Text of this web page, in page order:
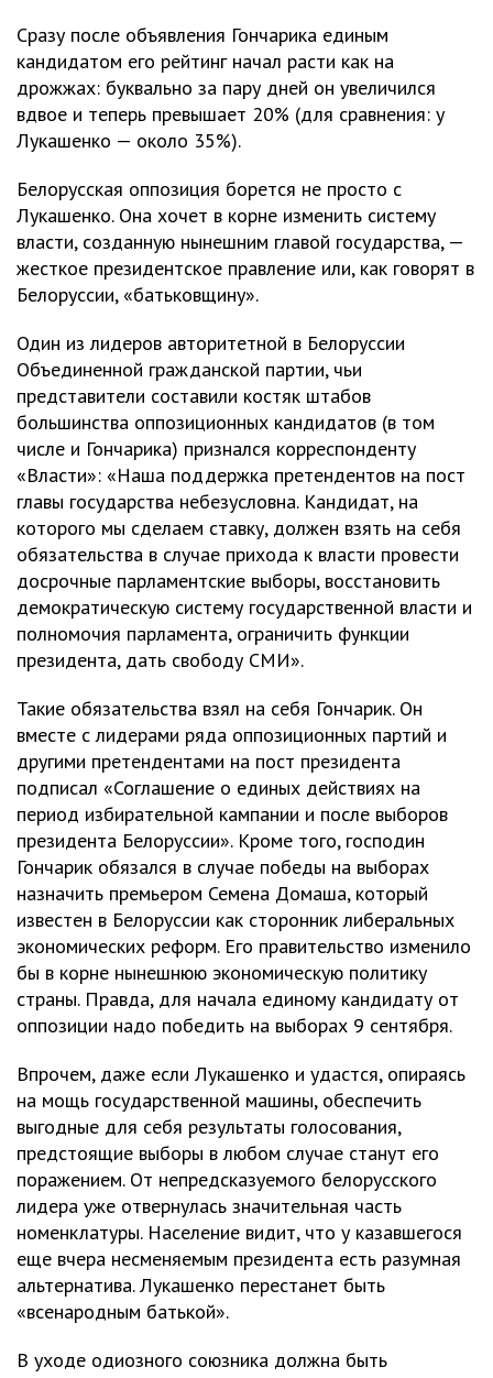
Сразу после объявления Гончарика единым
кандидатом его рейтинг начал расти как на
дрожжах: буквально за пару дней он увеличился
вдвое и теперь превышает 20% (для сравнения: у
Лукашенко — около 35%).
Белорусская оппозиция борется не просто с
Лукашенко. Она хочет в корне изменить систему
власти, созданную нынешним главой государства, —
жесткое президентское правление или, как говорят в
Белоруссии, «батьковщину».
Один из лидеров авторитетной в Белоруссии
Объединенной гражданской партии, чьи
представители составили костяк штабов
большинства оппозиционных кандидатов (в том
числе и Гончарика) признался корреспонденту
«Власти»: «Наша поддержка претендентов на пост
главы государства небезусловна. Кандидат, на
которого мы сделаем ставку, должен взять на себя
обязательства в случае прихода к власти провести
досрочные парламентские выборы, восстановить
демократическую систему государственной власти и
полномочия парламента, ограничить функции
президента, дать свободу СМИ».
Такие обязательства взял на себя Гончарик. Он
вместе с лидерами ряда оппозиционных партий и
другими претендентами на пост президента
подписал «Соглашение о единых действиях на
период избирательной кампании и после выборов
президента Белоруссии». Кроме того, господин
Гончарик обязался в случае победы на выборах
назначить премьером Семена Домаша, который
известен в Белоруссии как сторонник либеральных
экономических реформ. Его правительство изменило
бы в корне нынешнюю экономическую политику
страны. Правда, для начала единому кандидату от
оппозиции надо победить на выборах 9 сентября.
Впрочем, даже если Лукашенко и удастся, опираясь
на мощь государственной машины, обеспечить
выгодные для себя результаты голосования,
предстоящие выборы в любом случае станут его
поражением. От непредсказуемого белорусского
лидера уже отвернулась значительная часть
номенклатуры. Население видит, что у казавшегося
еще вчера несменяемым президента есть разумная
альтернатива. Лукашенко перестанет быть
«всенародным батькой».
В уходе одиозного союзника должна быть